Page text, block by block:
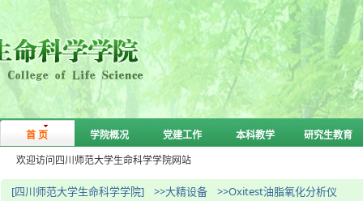
首 页 学院概况 党建工作 本科教学 研究生教育
欢迎访问四川师范大学生命科学学院网站
[四川师范大学生命科学学院] >>大精设备 >>Oxitest油脂氧化分析仪